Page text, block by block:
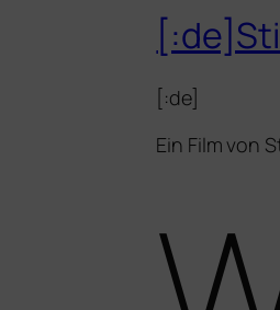
[:de]
Ein Film von